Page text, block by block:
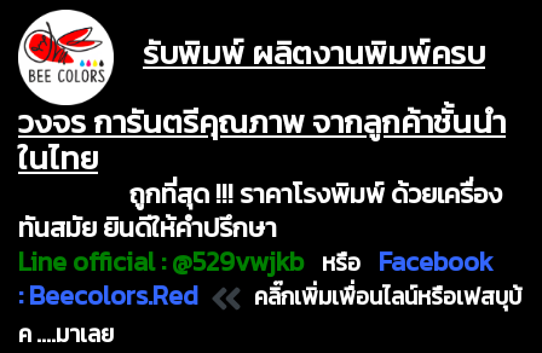
รับพิมพ์ ผลิตงานพิมพ์ครบ
วงจร การันตรีคุณภาพ จากลูกค้าชั้นนำ
ในไทย
ถูกที่สุด !!! ราคาโรงพิมพ์ ด้วยเครื่อง
ทันสมัย ยินดีให้คำปรึกษา
Line official :@529vwjkb หรือ Facebook
:Beecolors.Red
คลิ๊กเพิ่มเพื่อนไลน์หรือเฟสบุบ้
ค ....มาเลย